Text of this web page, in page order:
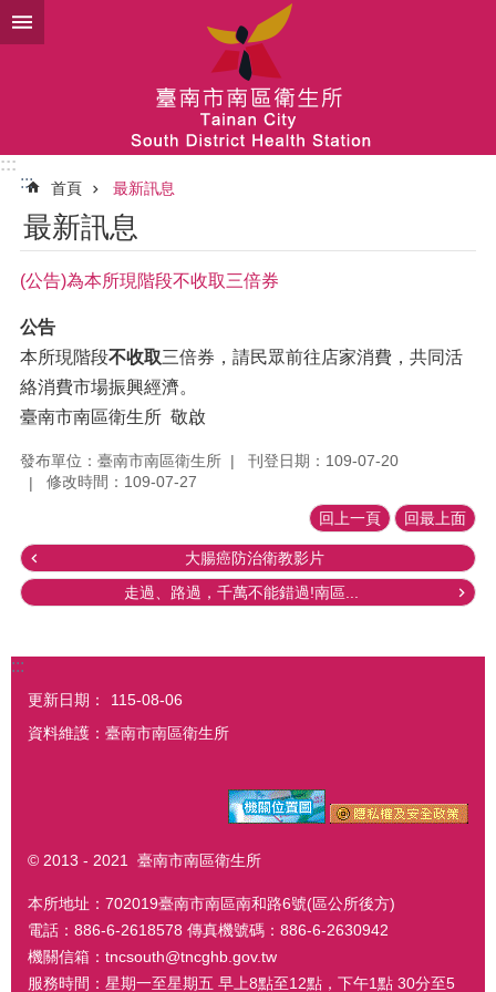
跳到主要內容區塊
:::
:::
首頁 最新訊息
最新訊息
(公告)為本所現階段不收取三倍券
公告
本所現階段不收取三倍券，請民眾前往店家消費，共同活
絡消費市場振興經濟。
臺南市南區衛生所 敬啟
發布單位：臺南市南區衛生所
刊登日期：109-07-20
修改時間：109-07-27
回上一頁 回最上面
大腸癌防治衛教影片
走過、路過，千萬不能錯過!南區...
:::
更新日期：
115-08-06
資料維護：臺南市南區衛生所
© 2013 - 2021 臺南市南區衛生所
本所地址：702019臺南市南區南和路6號(區公所後方)
電話：886-6-2618578 傳真機號碼：886-6-2630942
機關信箱：tncsouth@tncghb.gov.tw
服務時間：星期一至星期五 早上8點至12點，下午1點 30分至5